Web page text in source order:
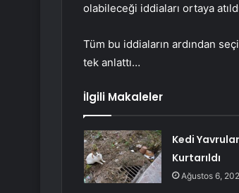
olabileceği iddiaları ortaya
Tüm bu iddiaların ardından
tek anlattı…
İlgili Makaleler
Kedi
Kurtarıldı
Ağustos 6,